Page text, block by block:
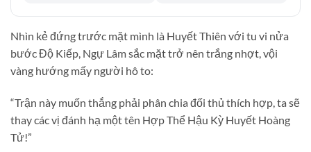
Nhìn kẻ đứng trước mặt mình là Huyết Thiên với tu vi nửa
bước Độ Kiếp, Ngự Lâm sắc mặt trở nên trắng nhợt, vội
vàng hướng mấy người hô to:
“Trận này muốn thắng phải phân chia đối thủ thích hợp, ta sẽ
thay các vị đánh hạ một tên Hợp Thể Hậu Kỳ Huyết Hoàng
Tử!”